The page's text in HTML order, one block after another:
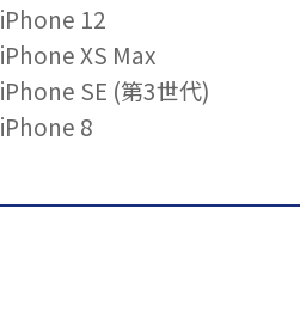
iPhone 12
iPhone XS Max
iPhone SE (第3世代)
iPhone 8